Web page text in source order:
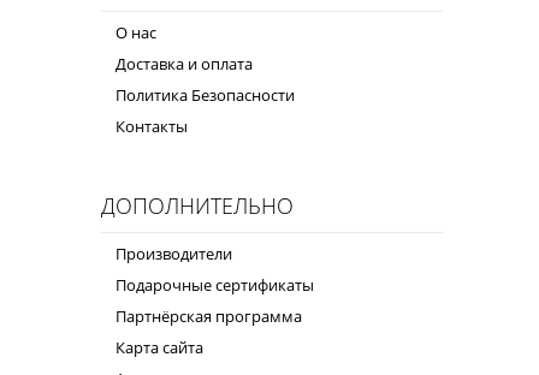
О нас
Доставка и оплата
Политика Безопасности
Контакты
ДОПОЛНИТЕЛЬНО
Производители
Подарочные сертификаты
Партнёрская программа
Карта сайта